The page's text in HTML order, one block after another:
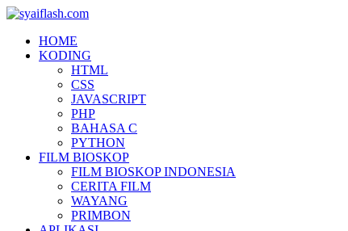
HOME
KODING
HTML
CSS
JAVASCRIPT
PHP
BAHASA C
PYTHON
FILM BIOSKOP
FILM BIOSKOP INDONESIA
CERITA FILM
WAYANG
PRIMBON